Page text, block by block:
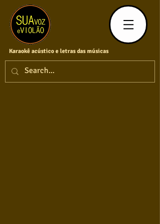
Karaokê acústico e letras das músicas